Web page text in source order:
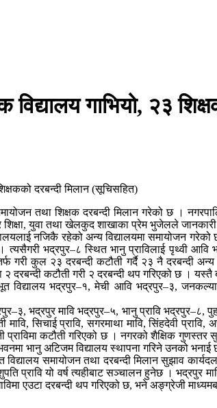
विद्यालय गाभियो, २३
तथा शिक्षक दरबन्दी मिलान गरेको छ ।
शिक्षा, युवा तथा खेलकुद शाखाका प्रेम भुजेलले
नजिकै रहेको अन्य विद्यालयमा समायोजन
। त्यसैगरी भद्रपुर–८ स्थित भानु प्राविलाई पृथ्वी
गरी कुल २३ दरबन्दी कटौती गर्दै २३ नै दरबन्दी
दरबन्दी कटौती गरी २ दरबन्दी थप गरिएको छ । यस्तै
विद्यालय भद्रपुर–१, मेची आवि भद्रपुर–३,
भद्रपुर मावि भद्रपुर–५, भानु प्रावि भद्रपुर–८,
सिचाई प्रावि, सगरमाथा मावि, सिंहदेवी
कटौती गरिएको छ । नगरको शैक्षिक गुणस्तर
भानु अटिजम विद्यालय स्थापना गरिने उनको भनाई
विद्यालय समायोजन तथा दरबन्दी मिलान सुझाव
प्रावि यो वर्ष त्यहीबाट सञ्चालन हुनेछ । भद्रपुर
एउटा दरबन्दी थप गरिएको छ, भने अङ्ग्रेजी